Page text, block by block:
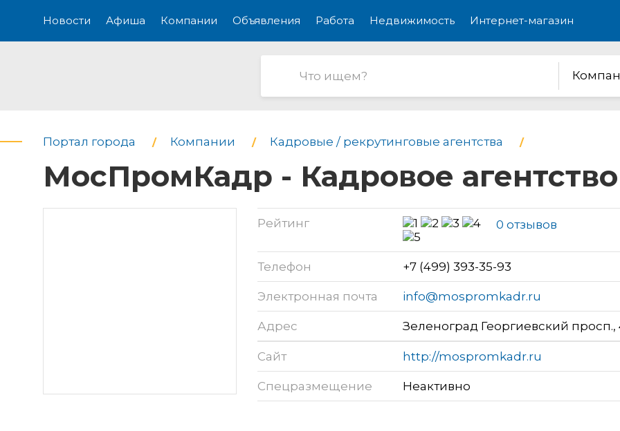
Новости Афиша Компании Объявления Работа Недвижимость Интернет-магазин
Портал города Компании Кадровые / рекрутинговые агентства
МосПромКадр - Кадровое агентство
Рейтинг 0 отзывов
Телефон +7 (499) 393-35-93
Электронная почта info@mospromkadr.ru
Адрес Зеленоград Георгиевский просп.,
Сайт http://mospromkadr.ru
Спецразмещение Неактивно